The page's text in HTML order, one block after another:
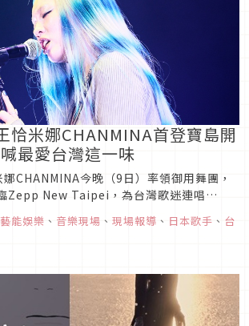
恰米娜CHANMINA首登寶島開
最愛台灣這一味
CHANMINA今晚（9日）率領御用舞團，
Zepp New Taipei，為台灣歌迷連唱
曲，誠意十足。純熟唱功搭配熱辣舞蹈，
聲與超絕的舞台魅力...
藝能娛樂 、 音樂現場 、 現場報導 、 日本歌手 、 台